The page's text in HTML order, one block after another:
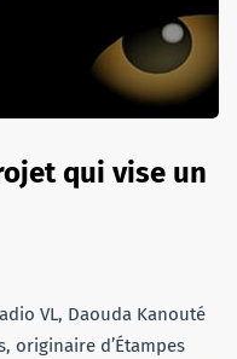
qui vise un
VL, Daouda Kanouté
originaire d’Étampes